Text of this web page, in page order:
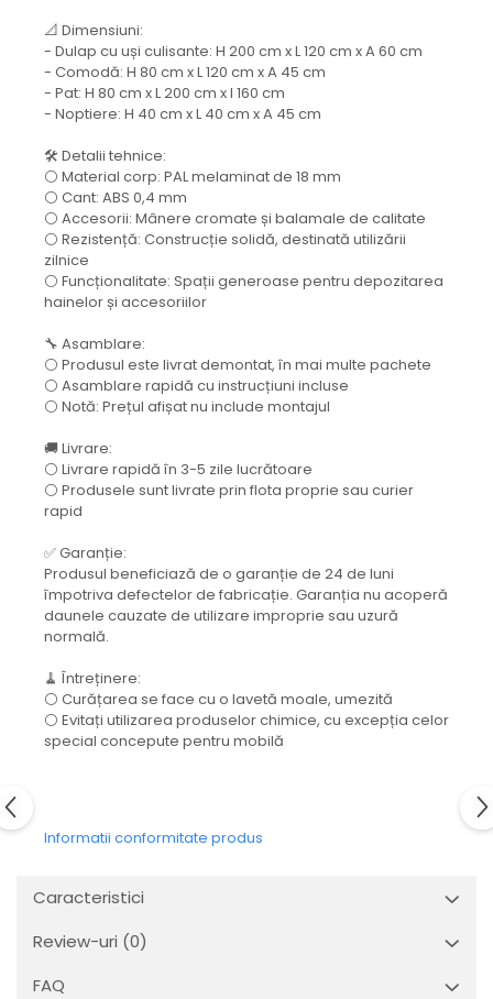
📐 Dimensiuni:
- Dulap cu uși culisante: H 200 cm x L 120 cm x A 60 cm
- Comodă: H 80 cm x L 120 cm x A 45 cm
- Pat: H 80 cm x L 200 cm x l 160 cm
- Noptiere: H 40 cm x L 40 cm x A 45 cm
🛠️ Detalii tehnice:
⚪ Material corp: PAL melaminat de 18 mm
⚪ Cant: ABS 0,4 mm
⚪ Accesorii: Mânere cromate și balamale de calitate
⚪ Rezistență: Construcție solidă, destinată utilizării
zilnice
⚪ Funcționalitate: Spații generoase pentru depozitarea
hainelor și accesoriilor
🔧 Asamblare:
⚪ Produsul este livrat demontat, în mai multe pachete
⚪ Asamblare rapidă cu instrucțiuni incluse
⚪ Notă: Prețul afișat nu include montajul
🚚 Livrare:
⚪ Livrare rapidă în 3-5 zile lucrătoare
⚪ Produsele sunt livrate prin flota proprie sau curier
rapid
✅ Garanție:
Produsul beneficiază de o garanție de 24 de luni
împotriva defectelor de fabricație. Garanția nu acoperă
daunele cauzate de utilizare improprie sau uzură
normală.
🧹 Întreținere:
⚪ Curățarea se face cu o lavetă moale, umezită
⚪ Evitați utilizarea produselor chimice, cu excepția celor
special concepute pentru mobilă
Informatii conformitate produs
Caracteristici
Review-uri (0)
FAQ